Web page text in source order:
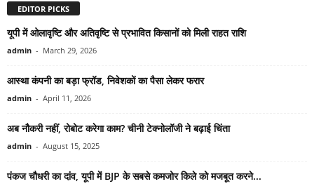
EDITOR PICKS
यूपी में ओलावृष्टि और अतिवृष्टि से प्रभावित किसानों को मिली राहत राशि
admin - March 29, 2026
आस्था कंपनी का बड़ा फ्रॉड, निवेशकों का पैसा लेकर फरार
admin - April 11, 2026
अब नौकरी नहीं, रोबोट करेगा काम? चीनी टेक्नोलॉजी ने बढ़ाई चिंता
admin - August 15, 2025
पंकज चौधरी का दांव, यूपी में BJP के सबसे कमजोर किले को मजबूत करने...